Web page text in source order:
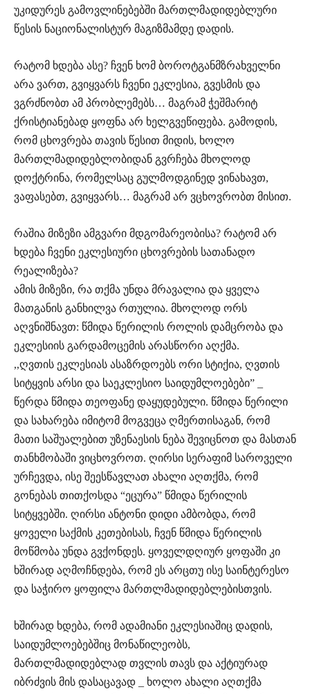
უკიდურეს გამოვლინებებში მართლმადიდებლური
წესის ნაციონალისტურ მაგიზმამდე დადის.
რატომ ხდება ასე? ჩვენ ხომ ბოროტგანმზრახველნი
არა ვართ, გვიყვარს ჩვენი ეკლესია, გვესმის და
ვგრძნობთ ამ პრობლემებს… მაგრამ ჭეშმარიტ
ქრისტიანებად ყოფნა არ ხელგვეწიფება. გამოდის,
რომ ცხოვრება თავის წესით მიდის, ხოლო
მართლმადიდებლობიდან გვრჩება მხოლოდ
დოქტრინა, რომელსაც გულმოდგინედ ვინახავთ,
ვაფასებთ, გვიყვარს… მაგრამ არ ვცხოვრობთ მისით.
რაშია მიზეზი ამგვარი მდგომარეობისა? რატომ არ
ხდება ჩვენი ეკლესიური ცხოვრების სათანადო
რეალიზება?
ამის მიზეზი, რა თქმა უნდა მრავალია და ყველა
მათგანის განხილვა რთულია. მხოლოდ ორს
აღვნიშნავთ: წმიდა წერილის როლის დამცრობა და
ეკლესიის გარდამოცემის არასწორი აღქმა.
,,ღვთის ეკლესიას ასაზრდოებს ორი სტიქია, ღვთის
სიტყვის არსი და საეკლესიო საიდუმლოებები” _
წერდა წმიდა თეოფანე დაყუდებული. წმიდა წერილი
და სახარება იმიტომ მოგვეცა ღმერთისაგან, რომ
მათი საშუალებით უზენაესის ნება შევიცნოთ და მასთან
თანხმობაში ვიცხოვროთ. ღირსი სერაფიმ საროველი
ურჩევდა, ისე შეესწავლათ ახალი აღთქმა, რომ
გონებას თითქოსდა “ეცურა” წმიდა წერილის
სიტყვებში. ღირსი ანტონი დიდი ამბობდა, რომ
ყოველი საქმის კეთებისას, ჩვენ წმიდა წერილის
მოწმობა უნდა გვქონდეს. ყოველდღიურ ყოფაში კი
ხშირად აღმოჩნდება, რომ ეს არცთუ ისე საინტერესო
და საჭირო ყოფილა მართლმადიდებლებისთვის.
ხშირად ხდება, რომ ადამიანი ეკლესიაშიც დადის,
საიდუმლოებებშიც მონაწილეობს,
მართლმადიდებლად თვლის თავს და აქტიურად
იბრძვის მის დასაცავად _ ხოლო ახალი აღთქმა